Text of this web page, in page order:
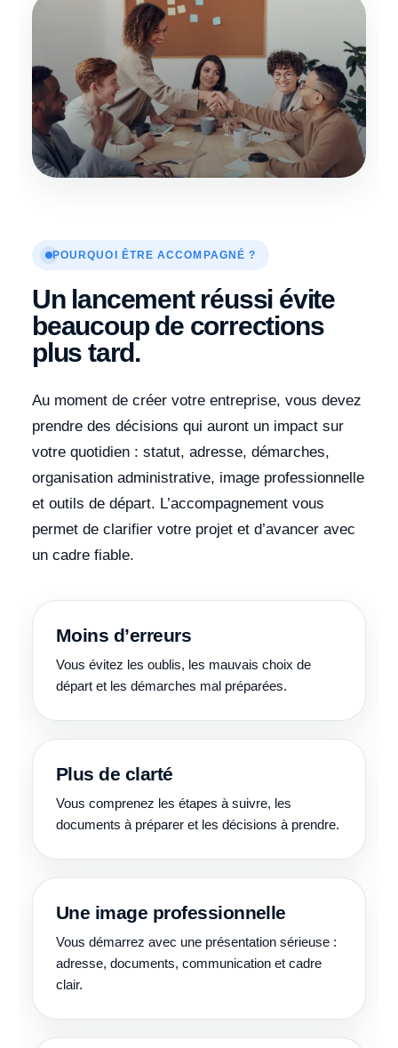
POURQUOI ÊTRE ACCOMPAGNÉ ?
Un lancement réussi évite
beaucoup de corrections
plus tard.
Au moment de créer votre entreprise, vous devez
prendre des décisions qui auront un impact sur
votre quotidien : statut, adresse, démarches,
organisation administrative, image professionnelle
et outils de départ. L’accompagnement vous
permet de clarifier votre projet et d’avancer avec
un cadre fiable.
Moins d’erreurs
Vous évitez les oublis, les mauvais choix de
départ et les démarches mal préparées.
Plus de clarté
Vous comprenez les étapes à suivre, les
documents à préparer et les décisions à prendre.
Une image professionnelle
Vous démarrez avec une présentation sérieuse :
adresse, documents, communication et cadre
clair.